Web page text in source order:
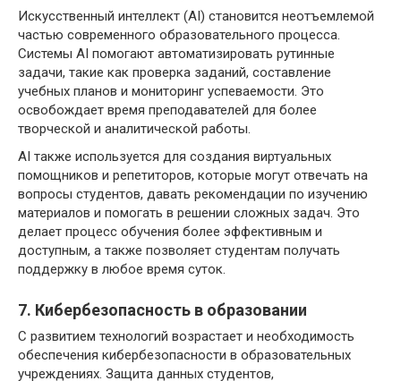
Искусственный интеллект (AI) становится неотъемлемой
частью современного образовательного процесса.
Системы AI помогают автоматизировать рутинные
задачи, такие как проверка заданий, составление
учебных планов и мониторинг успеваемости. Это
освобождает время преподавателей для более
творческой и аналитической работы.
AI также используется для создания виртуальных
помощников и репетиторов, которые могут отвечать на
вопросы студентов, давать рекомендации по изучению
материалов и помогать в решении сложных задач. Это
делает процесс обучения более эффективным и
доступным, а также позволяет студентам получать
поддержку в любое время суток.
7. Кибербезопасность в образовании
С развитием технологий возрастает и необходимость
обеспечения кибербезопасности в образовательных
учреждениях. Защита данных студентов,